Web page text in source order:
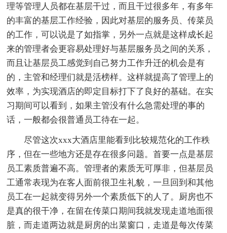
理等管理人员都在基层干过，而且干过很多年，有多年
的丰富的基层工作经验，因此对基层的服务员、传菜员
的工作，可以说是了如指掌，另外一点就是这样成长起
来的管理者会更容易处理好与基层服务员之间的关系，
而且让基层员工感觉到自己努力工作升迁的机会是有
的，主管和经理们就是活榜样。这样就提高了管理上的
效率，为实现酒店的即定目标打下了良好的基础。在实
习期间可以看到，如果主管没有什么急需处理的事的
话，一般都会很普通员工待在一起。
尽管这次xxx大酒店里能看到比较规范化的工作秩
序，但在一些地方还是存在很多问题。首要一点是基层
员工素质普遍不高。管理者的素质无可厚非，但基层员
工通常表现为在客人面前很卫生礼貌，一旦回到和其他
员工在一起就变得另外一个素质低下的人了。厨房也不
是真的很干净，在留在传菜口期间我就发现走道地面很
脏，而走道两边就是厨房的出菜窗口，走道是每次传菜